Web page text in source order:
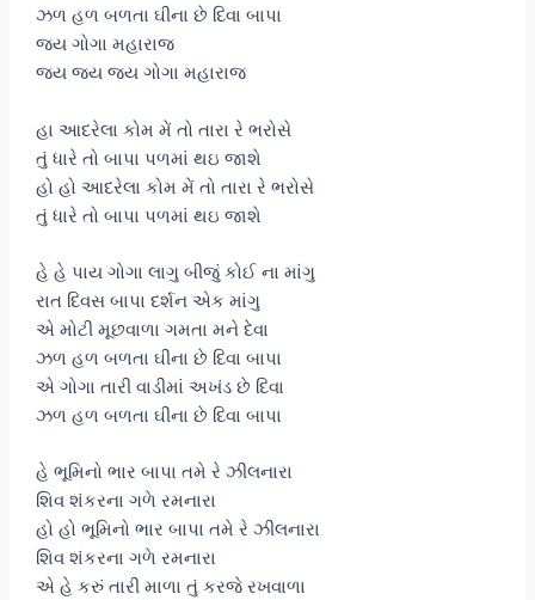
ઝળ હળ બળતા ઘીના છે દિવા બાપા
જય ગોગા મહારાજ
જય જય જય ગોગા મહારાજ
હા આદરેલા કોમ મેં તો તારા રે ભરોસે
તું ધારે તો બાપા પળમાં થઇ જાશે
હો હો આદરેલા કોમ મેં તો તારા રે ભરોસે
તું ધારે તો બાપા પળમાં થઇ જાશે
હે હે પાય ગોગા લાગુ બીજું કોઈ ના માંગુ
રાત દિવસ બાપા દર્શન એક માંગુ
એ મોટી મૂછવાળા ગમતા મને દેવા
ઝળ હળ બળતા ઘીના છે દિવા બાપા
એ ગોગા તારી વાડીમાં અખંડ છે દિવા
ઝળ હળ બળતા ઘીના છે દિવા બાપા
હે ભૂમિનો ભાર બાપા તમે રે ઝીલનારા
શિવ શંકરના ગળે રમનારા
હો હો ભૂમિનો ભાર બાપા તમે રે ઝીલનારા
શિવ શંકરના ગળે રમનારા
એ હે કરું તારી માળા તું કરજે રખવાળા